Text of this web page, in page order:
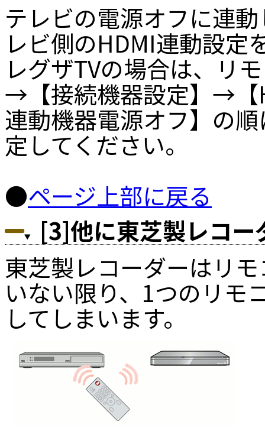
テレビの電源オフに連
レビ側のHDMI連動設定
レグザTVの場合は、リ
→【接続機器設定】→
連動機器電源オフ】の
定してください。
●ページ上部に戻る
[3]他に東芝製レコー
東芝製レコーダーはリ
いない限り、1つのリモ
してしまいます。